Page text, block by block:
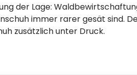
der Lage:
immer rarer gesät sind.
zusätzlich unter Druck.